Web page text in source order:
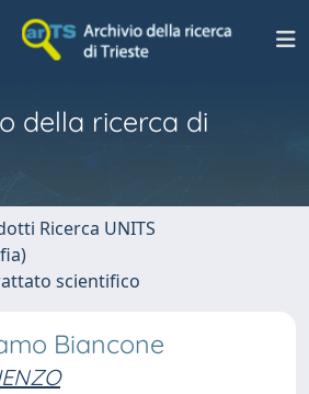
della ricerca di
Ricerca UNITS
scientifico
Biancone